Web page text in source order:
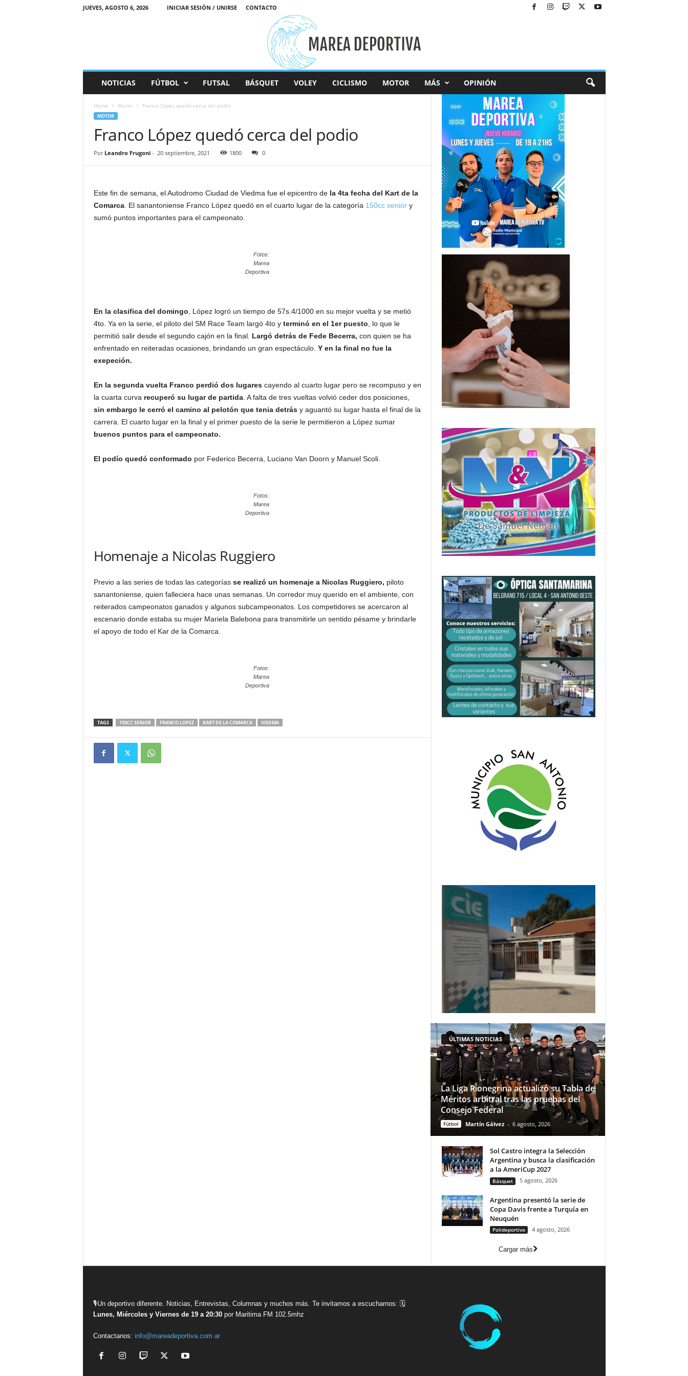
JUEVES, AGOSTO 6, 2026 INICIAR SESIÓN / UNIRSE CONTACTO
r
NOTICIAS FÚTBOL FUTSAL BÁSQUET VOLEY CICLISMO MOTOR MÁS OPINIÓN
Home Motor Franco López quedó cerca del podio
MOTOR
Franco López quedó cerca del podio
Por Leandro Frugoni- 20 septiembre, 2021 1800 0
Este fin de semana, el Autodromo Ciudad de Viedma fue el epicentro de la 4ta fecha del Kart de la
Comarca. El sanantoniense Franco López quedó en el cuarto lugar de la categoría 150cc seniory
sumó puntos importantes para el campeonato.
Fotos:
Marea
Deportiva
En la clasifica del domingo , López logró un tiempo de 57s.4/1000 en su mejor vuelta y se metió
4to. Ya en la serie, el piloto del SM Race Team largó 4to y terminó en el 1er puesto , lo que le
permitió salir desde el segundo cajón en la final. Largó detrás de Fede Becerra, con quien se ha
enfrentado en reiteradas ocasiones, brindando un gran espectáculo. Y en la final no fue la
exepeción.
En la segunda vuelta Franco perdió dos lugares cayendo al cuarto lugar pero se recompuso y en
la cuarta curva recuperó su lugar de partida. A falta de tres vueltas volvió ceder dos posiciones,
sin embargo le cerró el camino al pelotón que tenia detrásy aguantó su lugar hasta el final de la
carrera. El cuarto lugar en la final y el primer puesto de la serie le permitieron a López sumar
buenos puntos para el campeonato.
El podío quedó conformado por Federico Becerra, Luciano Van Doorn y Manuel Scoli.
Fotos:
Marea
Deportiva
Homenaje a Nicolas Ruggiero
Previo a las series de todas las categorías se realizó un homenaje a Nicolas Ruggiero, piloto
sanantoniense, quien falleciera hace unas semanas. Un corredor muy querido en el ambiente, con
reiterados campeonatos ganados y algunos subcampeonatos. Los competidores se acercaron al
escenario donde estaba su mujer Mariela Balebona para transmitirle un sentido pésame y brindarle
el apoyo de todo el Kar de la Comarca.
Fotos:
Marea
Deportiva
TAGS 150CC SENIOR FRANCO LOPEZ KART DE LA COMARCA VIEDMA
ÚLTIMAS NOTICIAS
La Liga Rionegrina actualizó su Tabla de
Méritos arbitral tras las pruebas del
Consejo Federal
Fútbol Martín Gálvez - 6 agosto, 2026
Sol Castro integra la Selección
Argentina y busca la clasificación
a la AmeriCup 2027
Básquet 5 agosto, 2026
Argentina presentó la serie de
Copa Davis frente a Turquía en
Neuquén
Polideportivo 4 agosto, 2026
Cargar más
🎙Un deportivo diferente. Noticias, Entrevistas, Columnas y muchos más. Te invitamos a escucharnos: 🗓
Lunes, Miércoles y Viernes de 19 a 20:30por Maritima FM 102.5mhz
Contactanos: info@mareadeportiva.com.ar